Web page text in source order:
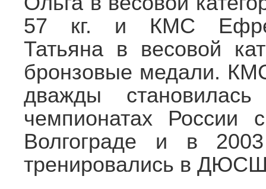
57 кг. и КМС
Татьяна в весовой
бронзовые медали.
дважды
чемпионатах
Волгограде и в
тренировались в